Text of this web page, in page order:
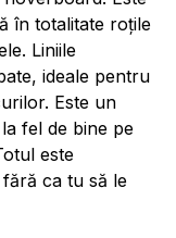
în totalitate roțile
Liniile
ideale pentru
Este un
fel de bine pe
este
ca tu să le